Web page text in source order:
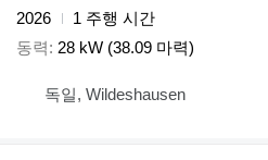
2026
1 주행 시간
동력
28 kW (38.09 마력)
독일, Wildeshausen